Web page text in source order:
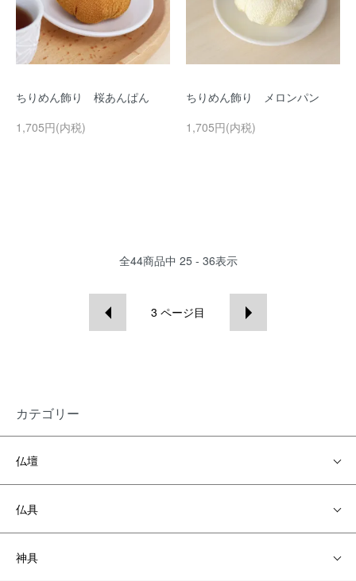
ちりめん飾り 桜あんぱん
1,705円(内税)
ちりめん飾り メロンパン
1,705円(内税)
全44商品中 25 - 36表示
3 ページ目
カテゴリー
仏壇
仏具
神具